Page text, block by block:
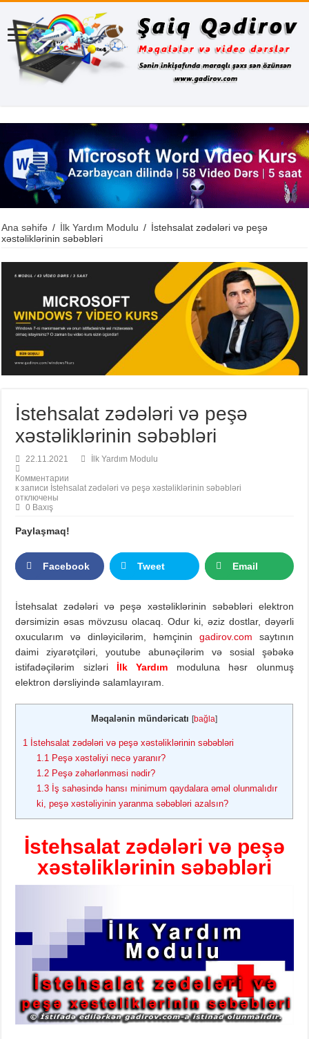
Ana səhifə / İlk Yardım Modulu / İstehsalat zədələri və peşə
xəstəliklərinin səbəbləri
İstehsalat zədələri və peşə
xəstəliklərinin səbəbləri
22.11.2021
İlk Yardım Modulu
Комментарии
к записи İstehsalat zədələri və peşə xəstəliklərinin səbəbləri
отключены
0 Baxış
Paylaşmaq!
Facebook Tweet Email
İstehsalat zədələri və peşə xəstəliklərinin səbəbləri elektron
dərsimizin əsas mövzusu olacaq. Odur ki, əziz dostlar, dəyərli
oxucularım və dinləyicilərim, həmçinin gadirov.com saytının
daimi ziyarətçiləri, youtube abunəçilərim və sosial şəbəkə
istifadəçilərim sizləri İlk Yardım moduluna həsr olunmuş
elektron dərsliyində salamlayıram.
Məqalənin mündəricatı [bağla]
1 İstehsalat zədələri və peşə xəstəliklərinin səbəbləri
1.1 Peşə xəstəliyi necə yaranır?
1.2 Peşə zəhərlənməsi nədir?
1.3 İş sahəsində hansı minimum qaydalara əməl olunmalıdır
ki, peşə xəstəliyinin yaranma səbəbləri azalsın?
İstehsalat zədələri və peşə
xəstəliklərinin səbəbləri